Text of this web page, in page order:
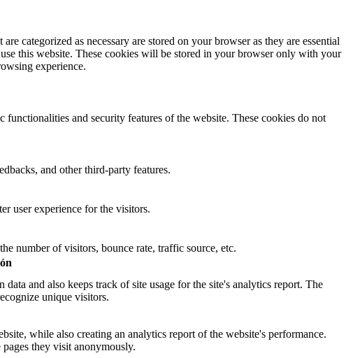
categorized as necessary are stored on your browser as they are essential
this website. These cookies will be stored in your browser only with your
experience.
and security features of the website. These cookies do not
and other third-party features.
user experience for the visitors.
number of visitors, bounce rate, traffic source, etc.
and also keeps track of site usage for the site's analytics report. The
unique visitors.
while also creating an analytics report of the website's performance.
they visit anonymously.